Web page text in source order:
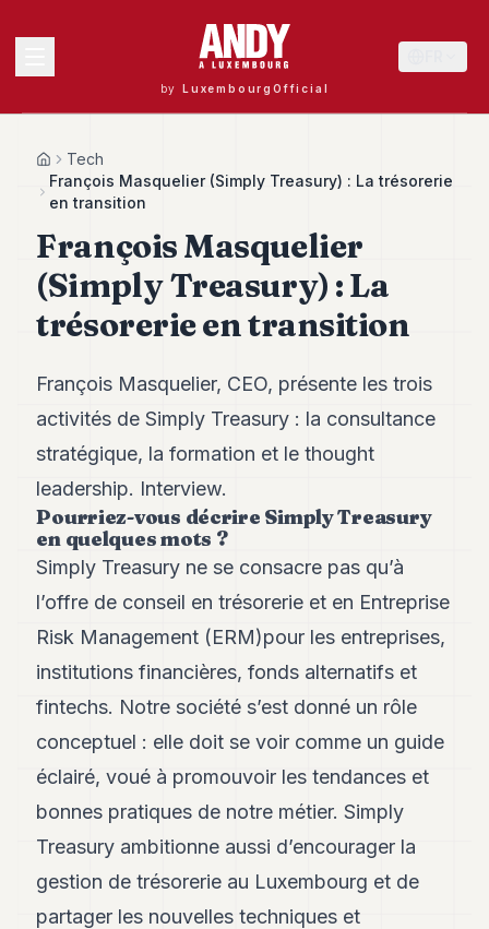
by LuxembourgOfficial
Andy
40
Andy
39
Andy
37
Andy
Andy
34
Andy
33
32
Andy
Andy
28
Andy
27
Andy
Andy
Andy
23
HomeTech
François Masquelier (Simply Treasury) : La trésorerie
en transition
François Masquelier
(Simply Treasury) : La
trésorerie en transition
François Masquelier, CEO, présente les trois
activités de Simply Treasury : la consultance
stratégique, la formation et le thought
leadership. Interview.
Pourriez-vous décrire Simply Treasury
en quelques mots ?
Simply Treasury ne se consacre pas qu’à
l’offre de conseil en trésorerie et en Entreprise
Risk Management (ERM)pour les entreprises,
institutions financières, fonds alternatifs et
fintechs. Notre société s’est donné un rôle
conceptuel : elle doit se voir comme un guide
éclairé, voué à promouvoir les tendances et
bonnes pratiques de notre métier. Simply
Treasury ambitionne aussi d’encourager la
gestion de trésorerie au Luxembourg et de
partager les nouvelles techniques et